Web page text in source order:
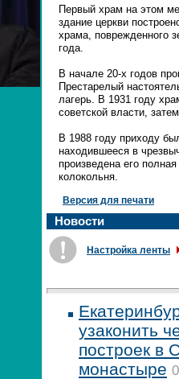
Первый храм на этом
здание церкви
храма, поврежденного
года.
В начале 20-х годов
Престарелый
лагерь. В 1931 году
советской власти,
В 1988 году приходу
находившееся в
произведена его
колокольня.
Версия для печати
Новости
Настройка ленты
узаконить
построек в
монастыре